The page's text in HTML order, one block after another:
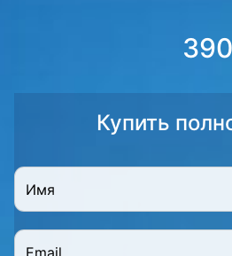
Купить